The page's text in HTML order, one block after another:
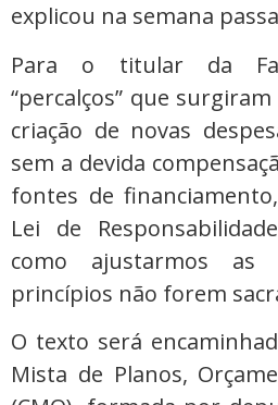
explicou na semana
Para o titular da
“percalços” que
criação de novas
sem a devida
fontes de
Lei de
como ajustarmos as
princípios não forem
O texto será
Mista de Planos,